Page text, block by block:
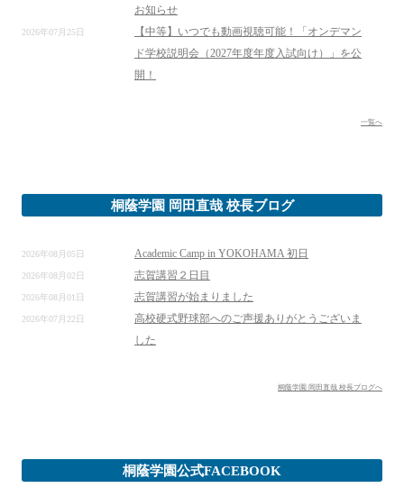
お知らせ
2026年07月25日
【中等】いつでも動画視聴可能！「オンデマン
ド学校説明会（2027年度年度入試向け）」を公
開！
一覧へ
桐蔭学園 岡田直哉 校長ブログ
2026年08月05日 Academic Camp in YOKOHAMA 初日
2026年08月02日 志賀講習２日目
2026年08月01日 志賀講習が始まりました
2026年07月22日
高校硬式野球部へのご声援ありがとうございま
した
桐蔭学園 岡田直哉 校長ブログへ
桐蔭学園公式FACEBOOK